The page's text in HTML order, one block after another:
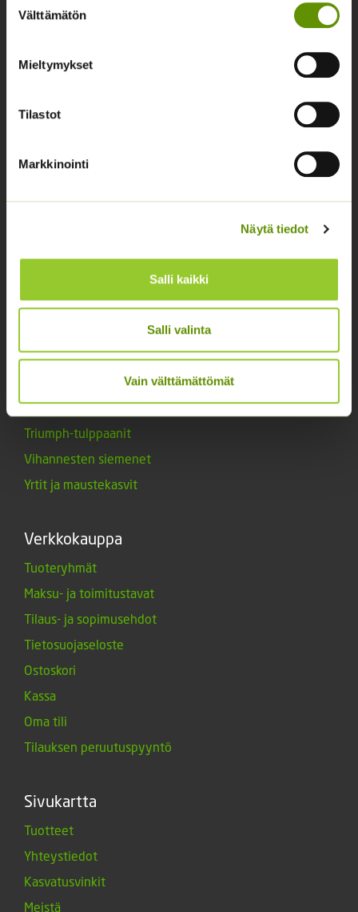
valinta
Välttämätön
Mieltymykset
Tilastot
Markkinointi
Näytä tiedot
Salli kaikki
Salli valinta
Vain välttämättömät
Kankaanpää.
17.
Kukkasipulit
Marjat ja mansikat
Muut tuotteet
Tarvikkeet
Triumph-tulppaanit
Vihannesten siemenet
Yrtit ja maustekasvit
Verkkokauppa
Tuoteryhmät
Maksu- ja toimitustavat
Tilaus- ja sopimusehdot
Tietosuojaseloste
Ostoskori
Kassa
Oma tili
Tilauksen peruutuspyyntö
Sivukartta
Tuotteet
Yhteystiedot
Kasvatusvinkit
Meistä